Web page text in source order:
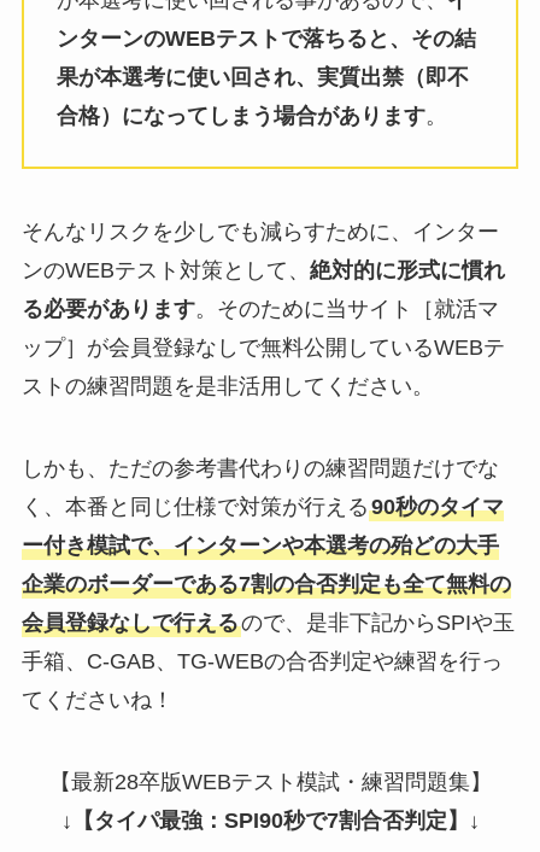
ンターンのWEBテストで落ちると、その結
果が本選考に使い回され、実質出禁（即不
合格）になってしまう場合があります。
そんなリスクを少しでも減らすために、インター
ンのWEBテスト対策として、 絶対的に形式に慣れ
る必要があります。そのために当サイト［就活マ
ップ］が会員登録なしで無料公開しているWEBテ
ストの練習問題を是非活用してください。
しかも、ただの参考書代わりの練習問題だけでな
く、本番と同じ仕様で対策が行える90秒のタイマ
ー付き模試で、インターンや本選考の殆どの大手
企業のボーダーである7割の合否判定も全て無料の
会員登録なしで行えるので、是非下記からSPIや玉
手箱、C-GAB、TG-WEBの合否判定や練習を行っ
てくださいね！
【最新28卒版WEBテスト模試・練習問題集】
↓ 【タイパ最強：SPI90秒で7割合否判定】 ↓